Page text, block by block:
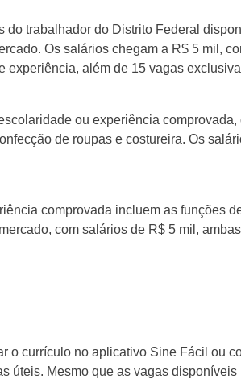
do trabalhador do Distrito Federal
Os salários chegam a R$ 5 mil,
experiência, além de 15 vagas
ou experiência
de roupas e costureira. Os
comprovada incluem as funções
com salários de R$ 5 mil,
o currículo no aplicativo Sine Fácil ou
úteis. Mesmo que as vagas